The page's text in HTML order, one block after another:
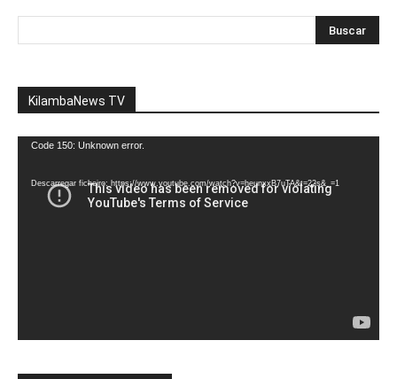
KilambaNews TV
Reprodutor
vídeo
Code 150: Unknown error.
Descarregar ficheiro: https://www.youtube.com/watch?v=heunxxB7uTA&t=22s&_=1